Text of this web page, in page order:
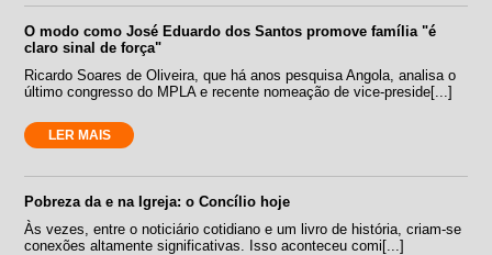
O modo como José Eduardo dos Santos promove família "é
claro sinal de força"
Ricardo Soares de Oliveira, que há anos pesquisa Angola, analisa o
último congresso do MPLA e recente nomeação de vice-preside[...]
LER MAIS
Pobreza da e na Igreja: o Concílio hoje
Às vezes, entre o noticiário cotidiano e um livro de história, criam-se
conexões altamente significativas. Isso aconteceu comi[...]